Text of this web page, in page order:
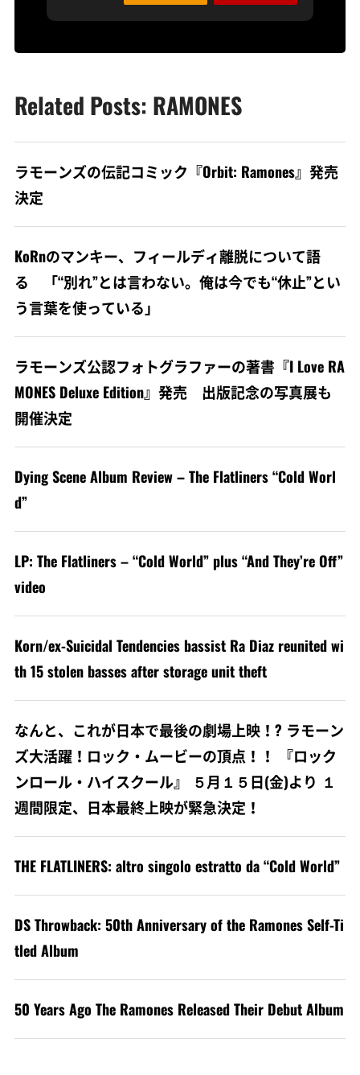
Related Posts: RAMONES
ラモーンズの伝記コミック『Orbit: Ramones』発売
決定
KoRnのマンキー、フィールディ離脱について語
る 「“別れ”とは言わない。俺は今でも“休止”とい
う言葉を使っている」
ラモーンズ公認フォトグラファーの著書『I Love RA
MONES Deluxe Edition』発売 出版記念の写真展も
開催決定
Dying Scene Album Review – The Flatliners “Cold Worl
d”
LP: The Flatliners – “Cold World” plus “And They’re Off”
video
Korn/ex-Suicidal Tendencies bassist Ra Diaz reunited wi
th 15 stolen basses after storage unit theft
なんと、これが日本で最後の劇場上映！? ラモーン
ズ大活躍！ロック・ムービーの頂点！！ 『ロック
ンロール・ハイスクール』 ５月１５日(金)より １
週間限定、日本最終上映が緊急決定！
THE FLATLINERS: altro singolo estratto da “Cold World”
DS Throwback: 50th Anniversary of the Ramones Self-Ti
tled Album
50 Years Ago The Ramones Released Their Debut Album